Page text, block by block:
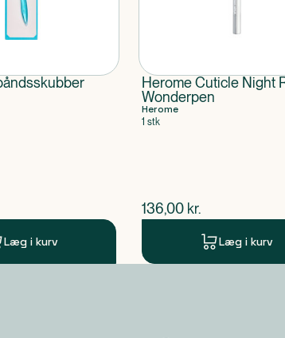
Læg i kurv
Herome Cuticle Night
Wonderpen
Herome
1 stk
$nuværende pris
136,00 kr.
Læg i kurv